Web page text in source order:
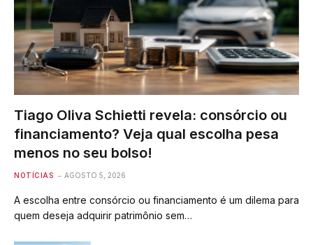
Tiago Oliva Schietti revela: consórcio ou
financiamento? Veja qual escolha pesa
menos no seu bolso!
NOTÍCIAS AGOSTO 5, 2026
A escolha entre consórcio ou financiamento é um dilema para
quem deseja adquirir patrimônio sem…